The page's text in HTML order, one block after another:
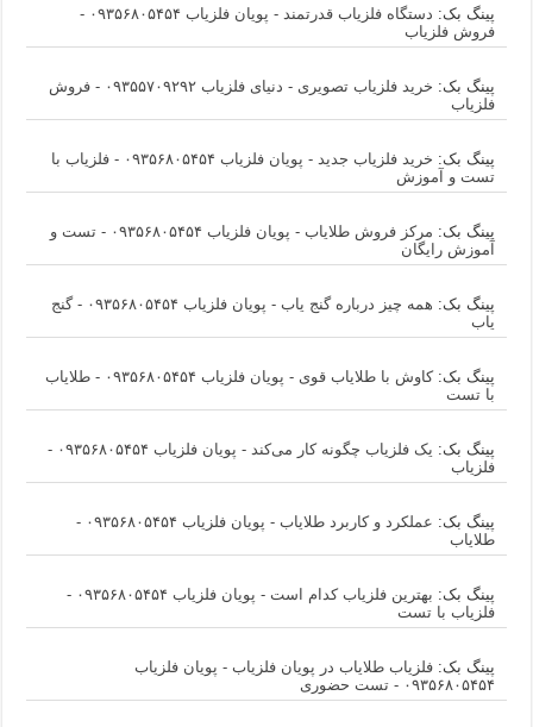
پینگ بک:
دستگاه فلزیاب قدرتمند - پویان فلزیاب ۰۹۳۵۶۸۰۵۴۵۴ -
فروش فلزیاب
پینگ بک:
خرید فلزیاب تصویری - دنیای فلزیاب ۰۹۳۵۵۷۰۹۲۹۲ - فروش
فلزیاب
پینگ بک:
خرید فلزیاب جدید - پویان فلزیاب ۰۹۳۵۶۸۰۵۴۵۴ - فلزیاب با
تست و آموزش
پینگ بک:
مرکز فروش طلایاب - پویان فلزیاب ۰۹۳۵۶۸۰۵۴۵۴ - تست و
آموزش رایگان
پینگ بک:
همه چیز درباره گنج یاب - پویان فلزیاب ۰۹۳۵۶۸۰۵۴۵۴ - گنج
یاب
پینگ بک:
کاوش با طلایاب قوی - پویان فلزیاب ۰۹۳۵۶۸۰۵۴۵۴ - طلایاب
با تست
پینگ بک:
یک فلزیاب چگونه کار می‌کند - پویان فلزیاب ۰۹۳۵۶۸۰۵۴۵۴ -
فلزیاب
پینگ بک:
عملکرد و کاربرد طلایاب - پویان فلزیاب ۰۹۳۵۶۸۰۵۴۵۴ -
طلایاب
پینگ بک:
بهترین فلزیاب کدام است - پویان فلزیاب ۰۹۳۵۶۸۰۵۴۵۴ -
فلزیاب با تست
پینگ بک:فلزیاب طلایاب در پویان فلزیاب - پویان فلزیاب
۰۹۳۵۶۸۰۵۴۵۴ - تست حضوری